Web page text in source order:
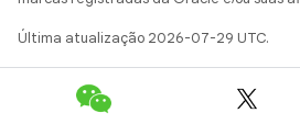
Última atualização 2026-07-29 UTC.